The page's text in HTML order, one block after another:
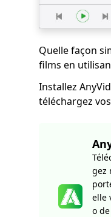
Quelle façon
films en
Installez
téléchargez
gez
elle
o